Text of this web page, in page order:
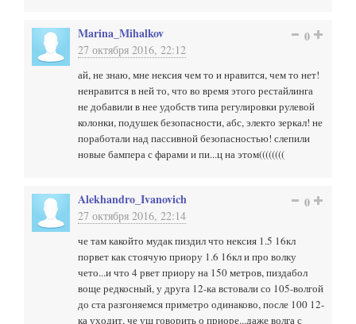
Marina_Mihalkov
27 октября 2016, 22:12
0
ай, не знаю, мне нексия чем то и нравится, чем то нет!
ненравится в ней то, что во время этого рестайлинга
не добавили в нее удобств типа регулировки рулевой
колонки, подушек безопасности, абс, электо зеркал! не
поработали над пассивной безопасностью! слепили
новые бампера с фарами и пи...ц на этом((((((((
Alekhandro_Ivanovich
27 октября 2016, 22:14
0
че там какойто мудак пиздил что нексия 1.5 16кл
порвет как стоячую приору 1.6 16кл и про волку
чето...и что 4 рвет приору на 150 метров, пиздабол
воще редкосный, у друга 12-ка встовали со 105-волгой
до ста разгоняемся приметро одинаково, после 100 12-
ка уходит, че уш говорить о приоре...даже волга с